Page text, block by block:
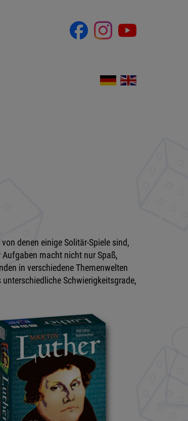
denen einige Solitär-Spiele sind,
Aufgaben macht nicht nur Spaß,
in verschiedene Themenwelten
Schwierigkeitsgrade,